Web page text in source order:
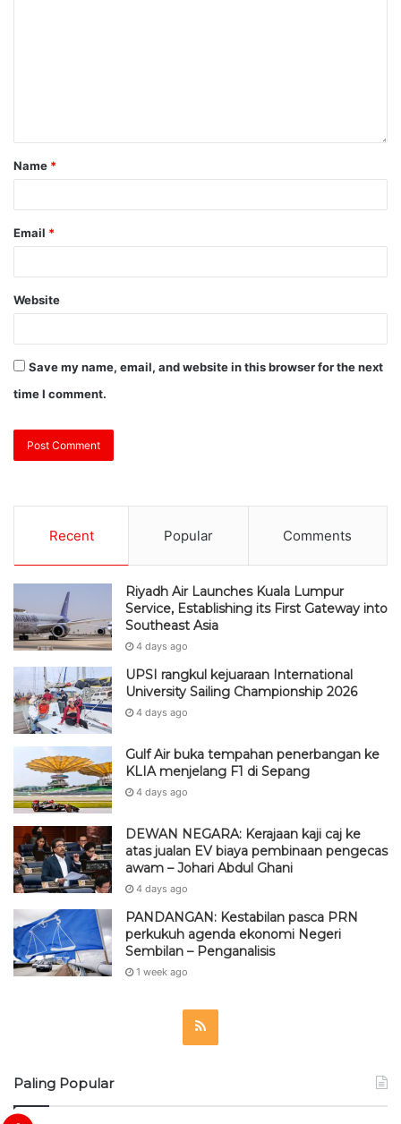
Name *
Email *
Website
Save my name, email, and website in this browser for the next
time I comment.
Recent Popular Comments
Riyadh Air Launches Kuala Lumpur
Service, Establishing its First Gateway into
Southeast Asia
4 days ago
UPSI rangkul kejuaraan International
University Sailing Championship 2026
4 days ago
Gulf Air buka tempahan penerbangan ke
KLIA menjelang F1 di Sepang
4 days ago
DEWAN NEGARA: Kerajaan kaji caj ke
atas jualan EV biaya pembinaan pengecas
awam – Johari Abdul Ghani
4 days ago
PANDANGAN: Kestabilan pasca PRN
perkukuh agenda ekonomi Negeri
Sembilan – Penganalisis
1 week ago
Paling Popular